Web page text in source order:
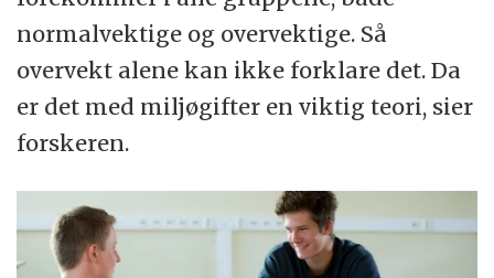
normalvektige og overvektige. Så
overvekt alene kan ikke forklare det. Da
er det med miljøgifter en viktig teori, sier
forskeren.